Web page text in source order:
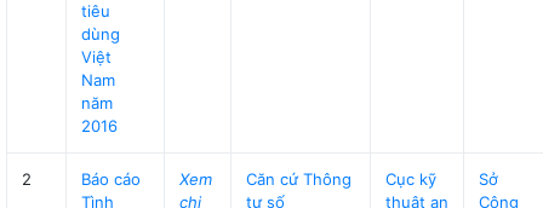
tiêu
dùng
Việt
Nam
năm
2016
2
Báo cáo
Tình
Xem
chi
Căn cứ Thông
tư số
Cục kỹ
thuật an
Sở
Công